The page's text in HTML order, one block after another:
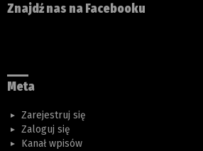
Znajdź nas na Facebooku
Meta
Zarejestruj się
Zaloguj się
Kanał wpisów